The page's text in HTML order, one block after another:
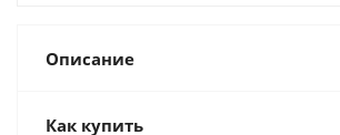
Описание
Как купить